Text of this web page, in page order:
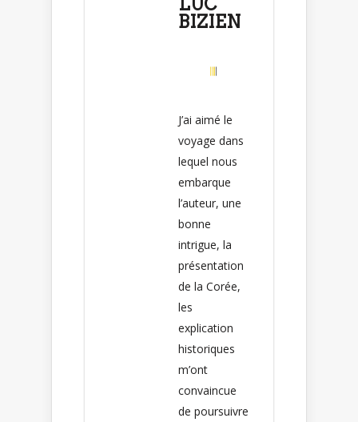
BIZIEN
J’ai aimé le
voyage dans
lequel nous
embarque
l’auteur, une
bonne
intrigue, la
présentation
de la Corée,
les
explication
historiques
m’ont
convaincue
de poursuivre